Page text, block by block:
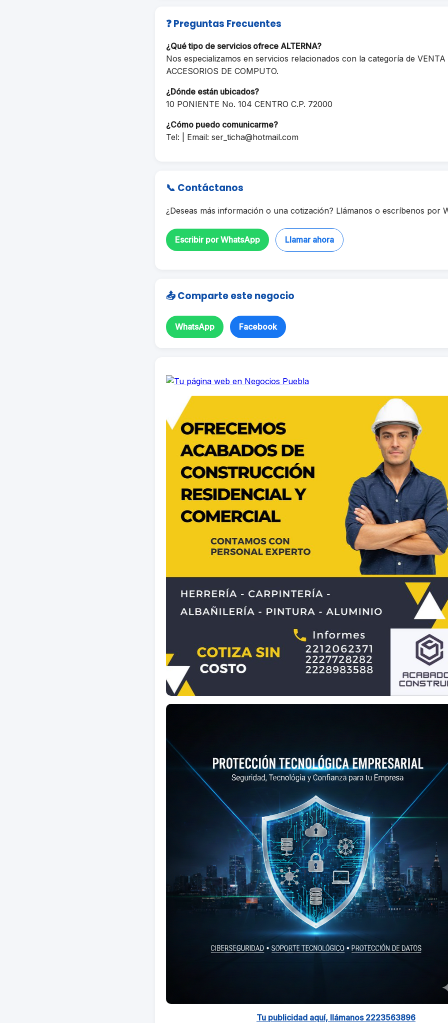
❓ Preguntas Frecuentes
¿Qué tipo de servicios ofrece ALTERNA?
Nos especializamos en servicios relacionados con la categoría de VENTA
ACCESORIOS DE COMPUTO.
¿Dónde están ubicados?
10 PONIENTE No. 104 CENTRO C.P. 72000
¿Cómo puedo comunicarme?
Tel: | Email: ser_ticha@hotmail.com
📞 Contáctanos
¿Deseas más información o una cotización? Llámanos o escríbenos por
Escribir por WhatsApp Llamar ahora
📤 Comparte este negocio
WhatsApp Facebook
Tu publicidad aquí, llámanos 2223563896